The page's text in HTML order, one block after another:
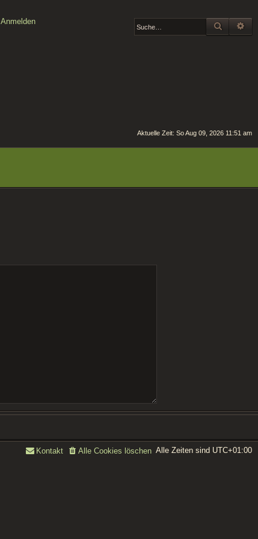
Anmelden SUCHE
Aktuelle Zeit: So Aug 09, 2026 11:51 am
Alle Zeiten sind UTC+01:00
Alle Cookies löschen
Kontakt